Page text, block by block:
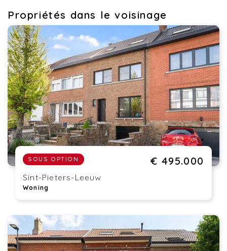
Propriétés dans le voisinage
SOUS OPTION € 495.000
Sint-Pieters-Leeuw
Woning